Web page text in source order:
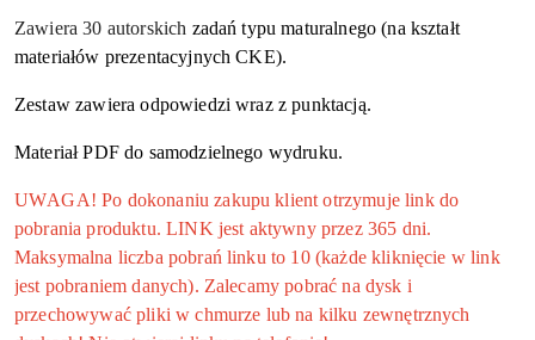
Zawiera 30 autorskich zadań typu maturalnego (na kształt
materiałów prezentacyjnych CKE).
Zestaw zawiera odpowiedzi wraz z punktacją.
Materiał PDF do samodzielnego wydruku.
UWAGA! Po dokonaniu zakupu klient otrzymuje link do
pobrania produktu. LINK jest aktywny przez 365 dni.
Maksymalna liczba pobrań linku to 10 (każde kliknięcie w link
jest pobraniem danych). Zalecamy pobrać na dysk i
przechowywać pliki w chmurze lub na kilku zewnętrznych